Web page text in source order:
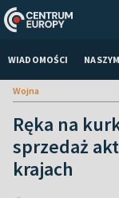
WIADOMOŚCI
Wojna
Ręka na
sprzedaż
krajach